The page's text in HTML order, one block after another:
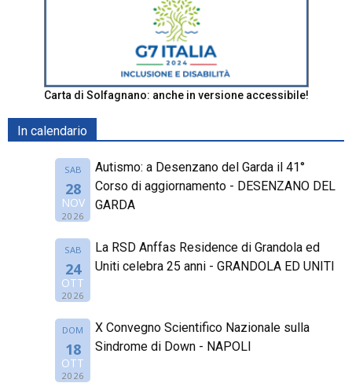
Carta di Solfagnano: anche in versione accessibile!
In calendario
SAB
28
NOV
2026
Autismo: a Desenzano del Garda il 41°
Corso di aggiornamento - DESENZANO DEL
GARDA
SAB
24
OTT
2026
La RSD Anffas Residence di Grandola ed
Uniti celebra 25 anni - GRANDOLA ED UNITI
DOM
18
OTT
2026
X Convegno Scientifico Nazionale sulla
Sindrome di Down - NAPOLI